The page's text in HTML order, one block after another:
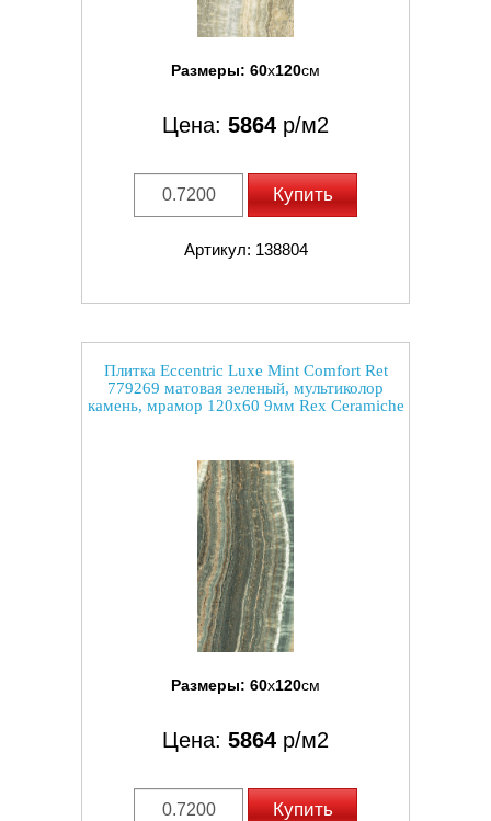
Размеры: 60x120см
Цена: 5864 р/м2
Купить
Артикул: 138804
Плитка Eccentric Luxe Mint Comfort Ret
779269 матовая зеленый, мультиколор
камень, мрамор 120x60 9мм Rex Ceramiche
Размеры: 60x120см
Цена: 5864 р/м2
Купить